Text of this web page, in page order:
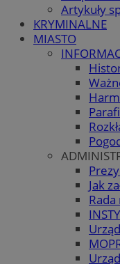
Artykuły
KRYMINALNE
MIASTO
Jak